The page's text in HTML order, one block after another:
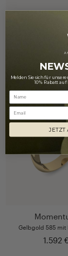
Tension
Gelbgold 585 mit
Gelbgold 585 mit
1.592
Melden Sie sich für
10% Rabatt
Email
JETZT